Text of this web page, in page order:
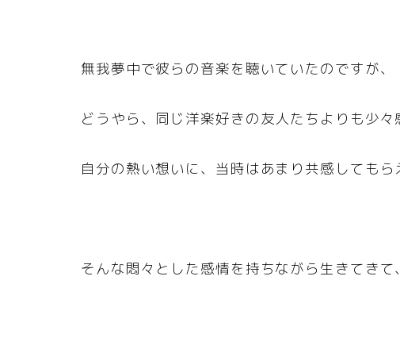
無我夢中で彼らの音楽を聴いていたのですが、
どうやら、同じ洋楽好きの友人たちよりも少々
自分の熱い想いに、当時はあまり共感してもら
そんな悶々とした感情を持ちながら生きてき